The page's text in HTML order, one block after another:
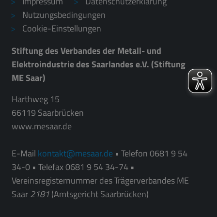
Nutzungsbedingungen
Cookie-Einstellungen
Stiftung des Verbandes der Metall- und
Elektroindustrie des Saarlandes e.V. (Stiftung
ME Saar)
Harthweg 15
66119 Saarbrücken
www.mesaar.de
E-Mail kontakt mesaar.de • Telefon 0681 9 54
34-0 • Telefax 0681 9 54 34-74 •
Vereinsregisternummer des Trägerverbandes ME
Saar2181(Amtsgericht Saarbrücken)